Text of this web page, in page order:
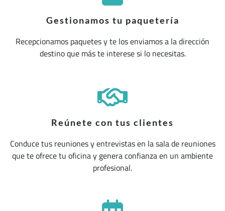
Gestionamos tu paquetería
Recepcionamos paquetes y te los enviamos a la dirección
destino que más te interese si lo necesitas.
Reúnete con tus clientes
Conduce tus reuniones y entrevistas en la sala de reuniones
que te ofrece tu oficina y genera confianza en un ambiente
profesional.